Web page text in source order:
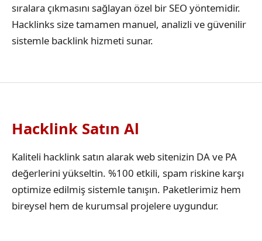
sıralara çıkmasını sağlayan özel bir SEO yöntemidir.
Hacklinks size tamamen manuel, analizli ve güvenilir
sistemle backlink hizmeti sunar.
Hacklink Satın Al
Kaliteli hacklink satın alarak web sitenizin DA ve PA
değerlerini yükseltin. %100 etkili, spam riskine karşı
optimize edilmiş sistemle tanışın. Paketlerimiz hem
bireysel hem de kurumsal projelere uygundur.